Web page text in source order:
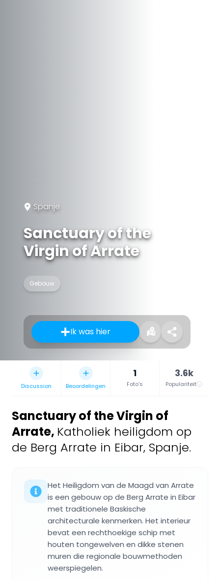
Spanje
Sanctuary of the
Virgin of Arrate
Gebouw
Ik was hier
Discussion Beoordelingen
1
Foto's
3.6k
Populariteit
Sanctuary of the Virgin of
Arrate, Katholiek heiligdom op
de Berg Arrate in Eibar, Spanje.
Het Heiligdom van de Maagd van Arrate
is een gebouw op de Berg Arrate in Eibar
met traditionele Baskische
architecturale kenmerken. Het interieur
bevat een rechthoekige schip met
houten tongewelven en dikke stenen
muren die regionale bouwmethoden
weerspiegelen.